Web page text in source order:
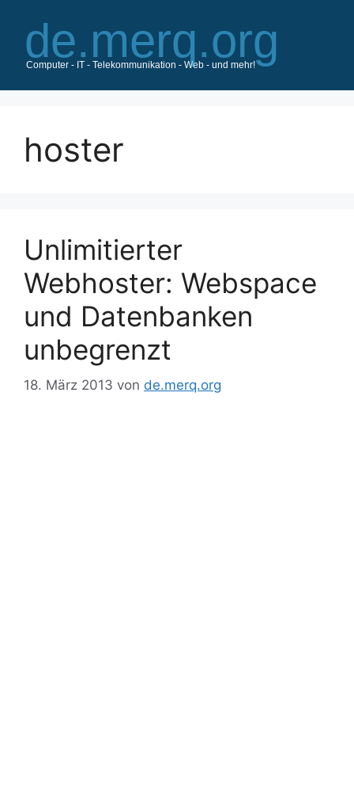
Inhalt
springen
hoster
Unlimitierter
Webhoster: Webspace
und Datenbanken
unbegrenzt
18. März 2013 von de.merq.org